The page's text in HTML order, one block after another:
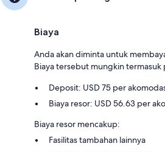
Biaya
Anda akan diminta untuk
Biaya tersebut mungkin termasuk
Deposit: USD 75 per
Biaya resor: USD 56.63 per
Biaya resor mencakup:
Fasilitas tambahan lainnya